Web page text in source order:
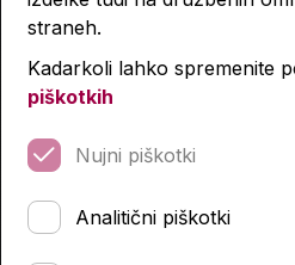
Prozoren PVC ovitek, A4, 10
straneh.
Kadarkoli lahko spremenite
piškotkih
Nujni piškotki
Analitični piškotki